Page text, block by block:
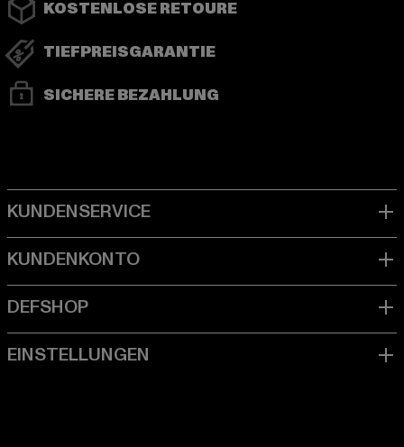
KOSTENLOSE RETOURE
TIEFPREISGARANTIE
SICHERE BEZAHLUNG